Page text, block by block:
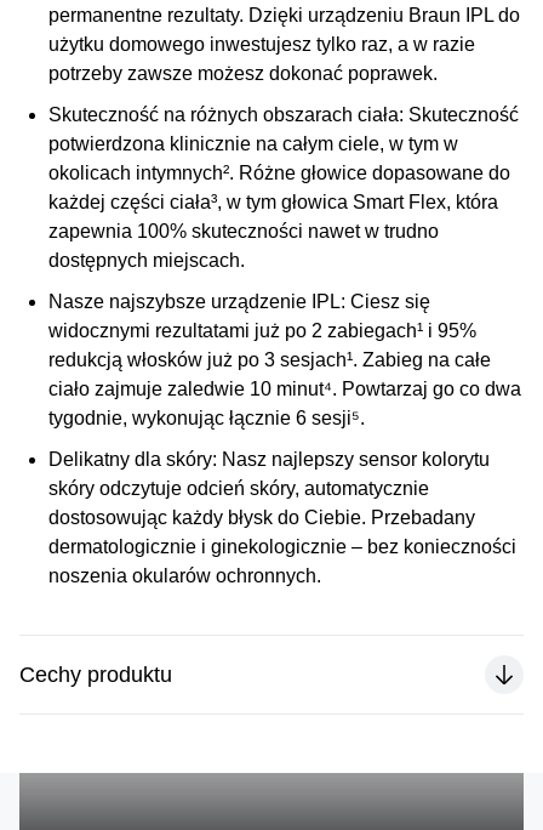
permanentne rezultaty. Dzięki urządzeniu Braun IPL do
użytku domowego inwestujesz tylko raz, a w razie
potrzeby zawsze możesz dokonać poprawek.
Skuteczność na różnych obszarach ciała: Skuteczność
potwierdzona klinicznie na całym ciele, w tym w
okolicach intymnych². Różne głowice dopasowane do
każdej części ciała³, w tym głowica Smart Flex, która
zapewnia 100% skuteczności nawet w trudno
dostępnych miejscach.
Nasze najszybsze urządzenie IPL: Ciesz się
widocznymi rezultatami już po 2 zabiegach¹ i 95%
redukcją włosków już po 3 sesjach¹. Zabieg na całe
ciało zajmuje zaledwie 10 minut⁴. Powtarzaj go co dwa
tygodnie, wykonując łącznie 6 sesji⁵.
Delikatny dla skóry: Nasz najlepszy sensor kolorytu
skóry odczytuje odcień skóry, automatycznie
dostosowując każdy błysk do Ciebie. Przebadany
dermatologicznie i ginekologicznie – bez konieczności
noszenia okularów ochronnych.
Cechy produktu